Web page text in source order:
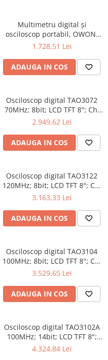
Multimetru digital și
osciloscop portabil, OWON,
HDS2202, 200mV-1kV, 200mA-
1.728,51 Lei
ADAUGA IN COS
Osciloscop digital TAO3072
70MHz; 8bit; LCD TFT 8"; Ch:
2; 1Gsps; 40Mpts sustinand
2.949,62 Lei
ADAUGA IN COS
Osciloscop digital TAO3122
120MHz; 8bit; LCD TFT 8"; Ch:
2; 1Gsps; 40Mpts ce include
3.163,33 Lei
ADAUGA IN COS
Osciloscop digital TAO3104
100MHz; 8bit; LCD TFT 8"; Ch:
4; 1Gsps; 40Mpts inclus in
3.529,65 Lei
ADAUGA IN COS
Osciloscop digital TAO3102A
100MHz; 14bit; LCD TFT 8";
Ch: 2; 1Gsps; 40Mpts dotat cu
4.324,84 Lei